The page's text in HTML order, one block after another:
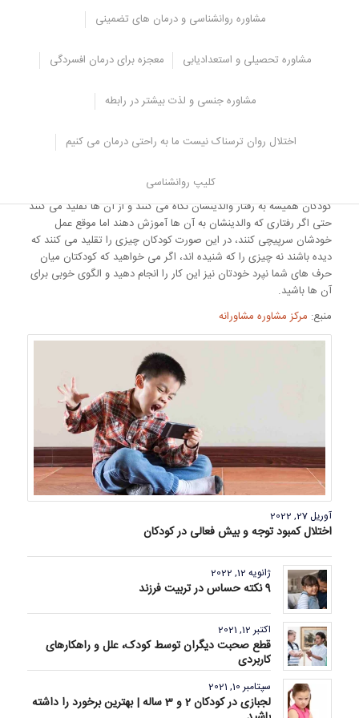
مشاوره روانشناسی و درمان های تضمینی
مشاوره تحصیلی و استعدادیابی معجزه برای درمان افسردگی
مشاوره جنسی و لذت بیشتر در رابطه
اختلال روان ترسناک نیست ما به راحتی درمان می کنیم
کلیپ روانشناسی
ترتیب دادن یک نمایش از راهکارهای جلوگیری
از قطع صحبت دیگران توسط کودک
زمانی که فرصت داشتید می توانید برای کودکتان وقت بگذارید و به
صورت نمایشی به او نشان دهید که چطور مودبانه می تواند با استفاده از
کلماتی توجه شما را جلب کند و حرفش را با شما در میان بگذارد و
دیگران را قطع می کنند و دیگران ناراحت و آزرده خاطر می شوند.
کودکان همیشه به رفتار والدینشان نگاه می کنند و از آن ها تقلید می کنند
حتی اگر رفتاری که والدینشان به آن ها آموزش دهند اما موقع عمل
خودشان سرپیچی کنند، در این صورت کودکان چیزی را تقلید می کنند که
دیده باشند نه چیزی را که شنیده اند، اگر می خواهید که کودکتان میان
حرف های شما نپرد خودتان نیز این کار را انجام دهید و الگوی خوبی برای
آن ها باشید.
منبع: مرکز مشاوره مشاورانه
آوریل 27, 2022
اختلال کمبود توجه و بیش فعالی در کودکان
ژانویه 12, 2022
9 نکته حساس در تربیت فرزند
اکتبر 12, 2021
قطع صحبت دیگران توسط کودک، علل و راهکارهای
کاربردی
سپتامبر 10, 2021
لجبازی در کودکان 2 و 3 ساله | بهترین برخورد را داشته